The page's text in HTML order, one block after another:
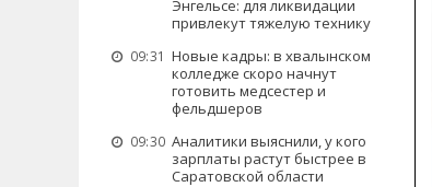
Энгельсе: для ликвидации
привлекут тяжелую технику
09:31 Новые кадры: в хвалынском
колледже скоро начнут
готовить медсестер и
фельдшеров
09:30 Аналитики выяснили, у кого
зарплаты растут быстрее в
Саратовской области